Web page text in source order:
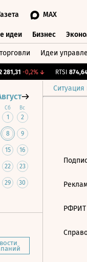
MAX
идеи Бизнес
Идеи
-0,2%↓ RTSI 874,64
Сб Вс
1 2
8 9
15 16
22 23
29 30
РФРИТ